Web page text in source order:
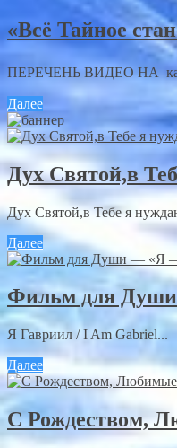
«Всё Тайное
ПЕРЕЧЕНЬ ВИДЕО НА
Далее
Дух Святой,в
Дух Святой,в Тебе я
Далее
Фильм для
Я Гавриил / I Am Gabriel...
Далее
С Рождеством,